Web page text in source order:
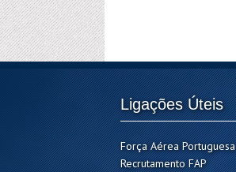
Ligações Úteis
Força Aérea Portuguesa
Recrutamento FAP